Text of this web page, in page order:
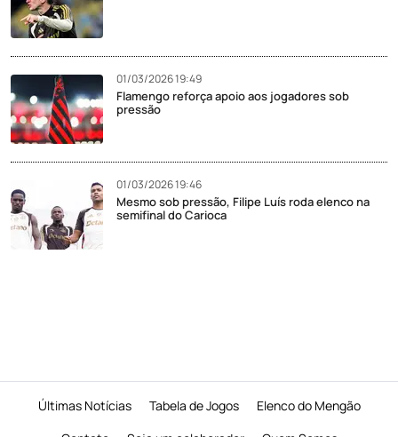
01/03/2026 19:49
Flamengo reforça apoio aos jogadores sob
pressão
01/03/2026 19:46
Mesmo sob pressão, Filipe Luís roda elenco na
semifinal do Carioca
Últimas Notícias Tabela de Jogos
Elenco do Mengão